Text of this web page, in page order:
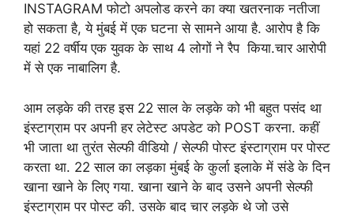
INSTAGRAM फोटो अपलोड करने का क्या खतरनाक नतीजा
हो सकता है, ये मुंबई में एक घटना से सामने आया है. आरोप है कि
यहां 22 वर्षीय एक युवक के साथ 4 लोगों ने रैप किया.चार आरोपी
में से एक नाबालिग है.
आम लड़के की तरह इस 22 साल के लड़के को भी बहुत पसंद था
इंस्टाग्राम पर अपनी हर लेटेस्ट अपडेट को POST करना. कहीं
भी जाता था तुरंत सेल्फी वीडियो / सेल्फी पोस्ट इंस्टाग्राम पर पोस्ट
करता था. 22 साल का लड़का मुंबई के कुर्ला इलाके में संडे के दिन
खाना खाने के लिए गया. खाना खाने के बाद उसने अपनी सेल्फी
इंस्टाग्राम पर पोस्ट की. उसके बाद चार लड़के थे जो उसे